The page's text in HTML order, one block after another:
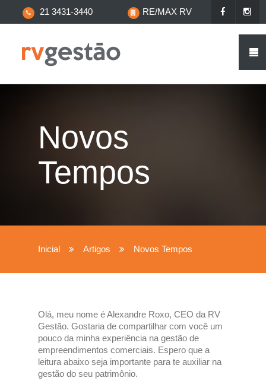
21 3431-3440 RE/MAX RV
Novos
Tempos
Inicial Artigos Novos Tempos
Olá, meu nome é Alexandre Roxo, CEO da RV
Gestão. Gostaria de compartilhar com você um
pouco da minha experiência na gestão de
empreendimentos comerciais. Espero que a
leitura abaixo seja importante para te auxiliar na
gestão do seu patrimônio.